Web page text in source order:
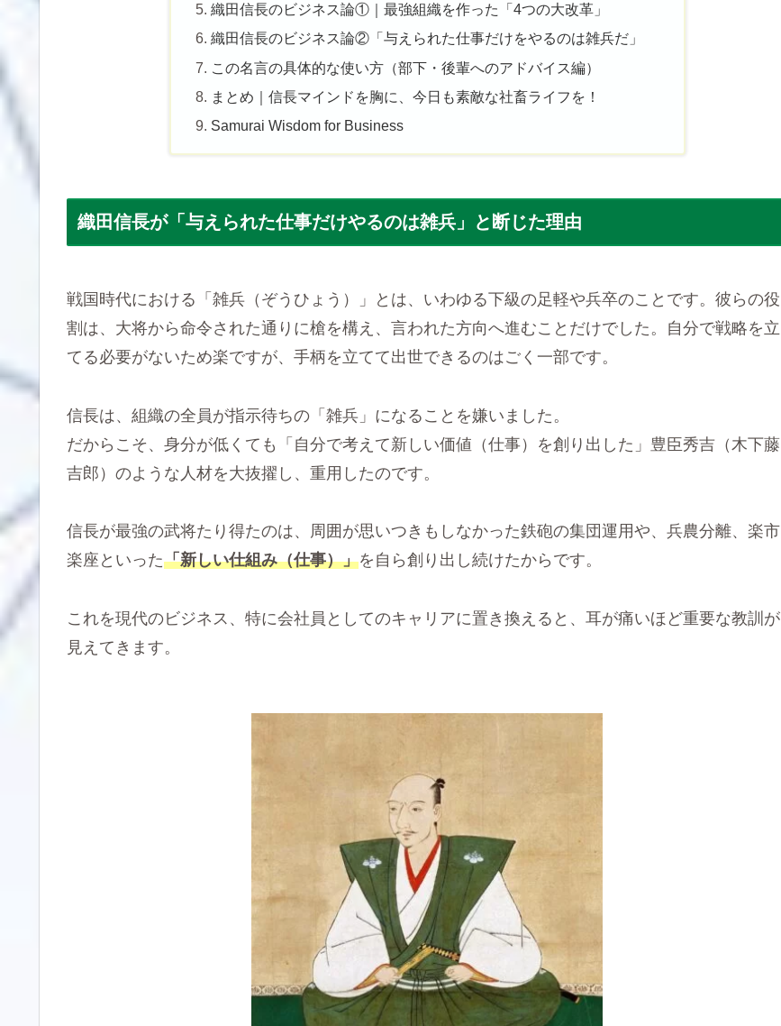
織田信長のビジネス論①｜最強組織を作った「4つの大改革」
織田信長のビジネス論②「与えられた仕事だけをやるのは雑兵だ」
この名言の具体的な使い方（部下・後輩へのアドバイス編）
まとめ｜信長マインドを胸に、今日も素敵な社畜ライフを！
Samurai Wisdom for Business
織田信長が「与えられた仕事だけやるのは雑兵」と断じた理由
戦国時代における「雑兵（ぞうひょう）」とは、いわゆる下級の足軽や兵卒のことです。彼らの役
割は、大将から命令された通りに槍を構え、言われた方向へ進むことだけでした。自分で戦略を立
てる必要がないため楽ですが、手柄を立てて出世できるのはごく一部です。
信長は、組織の全員が指示待ちの「雑兵」になることを嫌いました。
だからこそ、身分が低くても「自分で考えて新しい価値（仕事）を創り出した」豊臣秀吉（木下藤
吉郎）のような人材を大抜擢し、重用したのです。
信長が最強の武将たり得たのは、周囲が思いつきもしなかった鉄砲の集団運用や、兵農分離、楽市
楽座といった「新しい仕組み（仕事）」を自ら創り出し続けたからです。
これを現代のビジネス、特に会社員としてのキャリアに置き換えると、耳が痛いほど重要な教訓が
見えてきます。